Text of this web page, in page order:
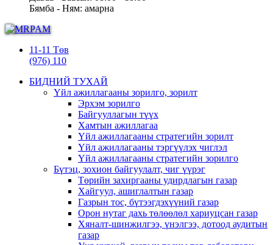
Бямба - Ням: амарна
11-11 Төв
(976) 110
БИДНИЙ ТУХАЙ
Үйл ажиллагааны зорилго, зорилт
Эрхэм зорилго
Байгууллагын түүх
Хамтын ажиллагаа
Үйл ажиллагааны стратегийн зорилт
Үйл ажиллагааны тэргүүлэх чиглэл
Үйл ажиллагааны стратегийн зорилго
Бүтэц, зохион байгуулалт, чиг үүрэг
Төрийн захиргааны удирдлагын газар
Хайгуул, ашиглалтын газар
Газрын тос, бүтээгдэхүүний газар
Орон нутаг дахь төлөөлөл хариуцсан газар
Хяналт-шинжилгээ, үнэлгээ, дотоод аудитын
газар